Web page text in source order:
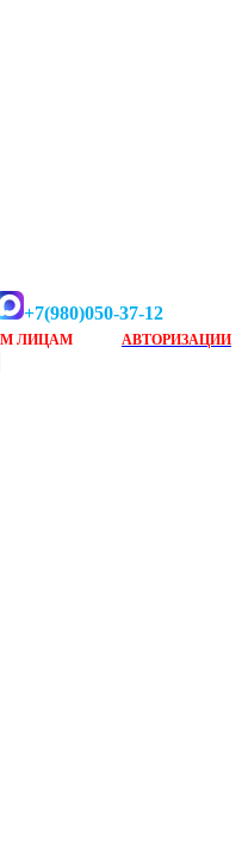
+7(980)050-37-12
ЛИЦАМ АВТОРИЗАЦИИ